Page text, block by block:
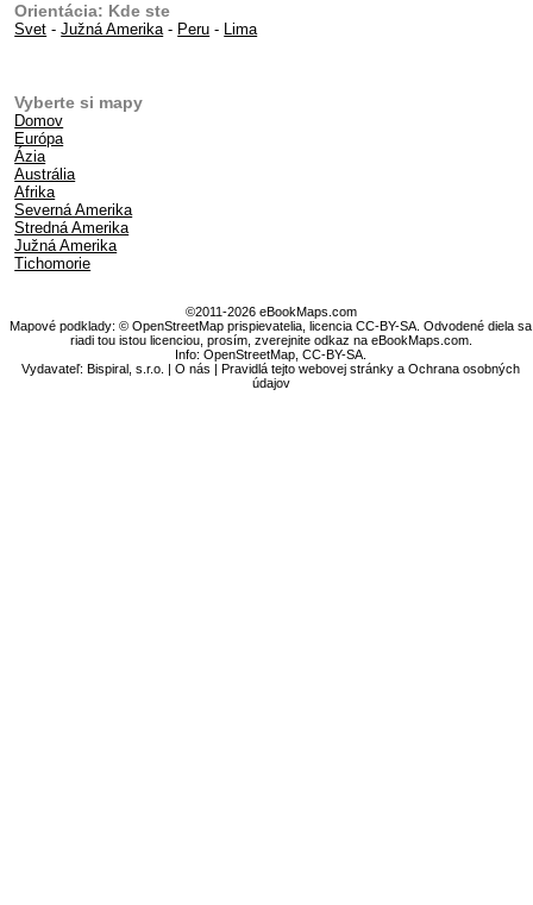
Orientácia: Kde ste
Svet -Južná Amerika- Peru - Lima
Vyberte si mapy
Domov
Európa
Ázia
Austrália
Afrika
Severná Amerika
Stredná Amerika
Južná Amerika
Tichomorie
©2011-2026 eBookMaps.com
Mapové podklady: © OpenStreetMap prispievatelia, licencia CC-BY-SA. Odvodené diela sa
riadi tou istou licenciou, prosím, zverejnite odkaz na eBookMaps.com.
Info:OpenStreetMap ,CC-BY-SA
Vydavateľ: Bispiral, s.r.o. |O nás |Pravidlá tejto webovej stránky a Ochrana osobných
údajov